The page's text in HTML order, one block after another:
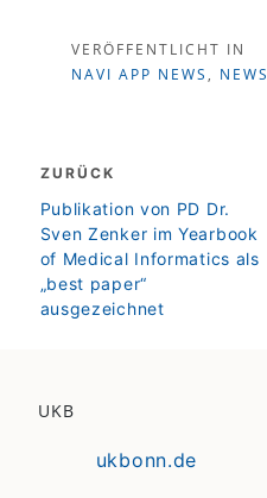
VERÖFFENTLICHT IN
NAVI APP NEWS , NEWS
ZURÜCK
zurück
Publikation von PD Dr.
Sven Zenker im Yearbook
of Medical Informatics als
„best paper“
ausgezeichnet
UKB
ukbonn.de